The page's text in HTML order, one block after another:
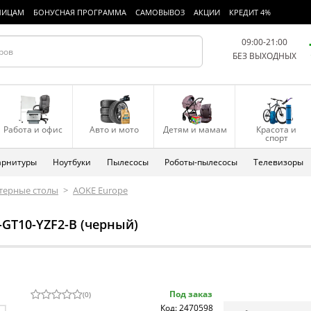
БОНУСНАЯ ПРОГРАММА САМОВЫВОЗ АКЦИИ КРЕДИТ 4%
09:00-21:00
БЕЗ ВЫХОДНЫХ
Работа и офис Авто и мото Детям и мамам Красота и
спорт
Ноутбуки Пылесосы Роботы-пылесосы Телевизоры
столы > AOKE Europe
YZF2-B (черный)
(0)
Под заказ
Код: 2470598